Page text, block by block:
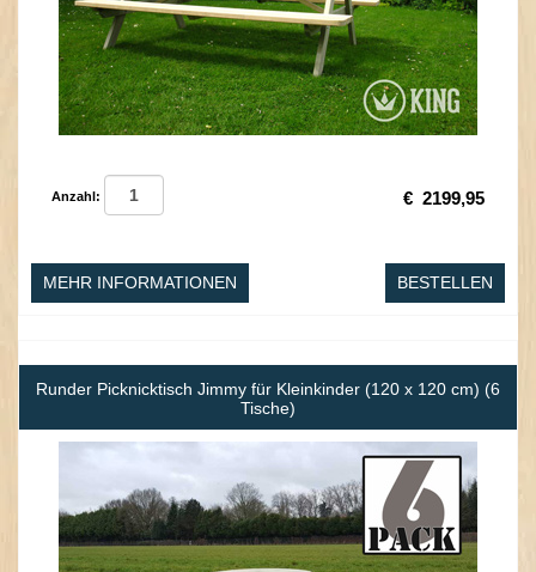
Anzahl: € 2199,95
MEHR INFORMATIONEN BESTELLEN
Runder Picknicktisch Jimmy für Kleinkinder (120 x 120 cm) (6
Tische)